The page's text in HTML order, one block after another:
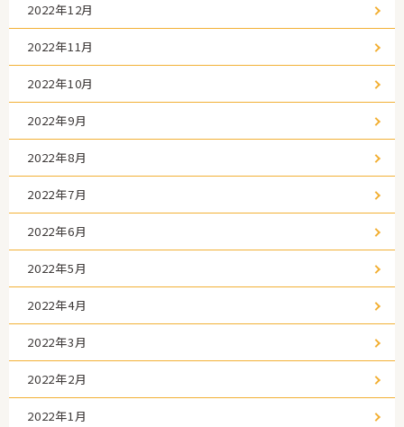
2022年12月
2022年11月
2022年10月
2022年9月
2022年8月
2022年7月
2022年6月
2022年5月
2022年4月
2022年3月
2022年2月
2022年1月